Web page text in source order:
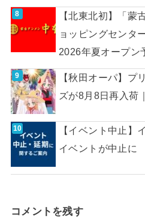
【北東北初】「蒙
ョッピングセンタ
2026年夏オープン
【秋田オーパ】プ
ズが8月8日再入荷
【イベント中止】
イベントが中止に
コメントを残す